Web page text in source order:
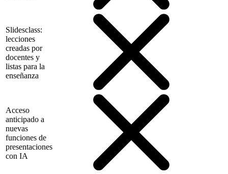
Slidesclass:
lecciones
creadas por
docentes y
listas para la
enseñanza
Acceso
anticipado a
nuevas
funciones de
presentaciones
con IA